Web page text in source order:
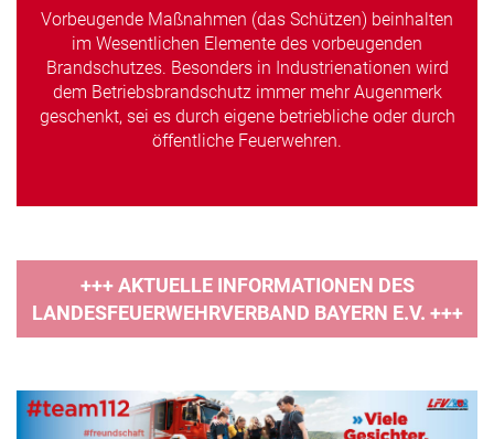
Vorbeugende Maßnahmen (das Schützen) beinhalten
im Wesentlichen Elemente des vorbeugenden
Brandschutzes. Besonders in Industrienationen wird
dem Betriebsbrandschutz immer mehr Augenmerk
geschenkt, sei es durch eigene betriebliche oder durch
öffentliche Feuerwehren.
+++ AKTUELLE INFORMATIONEN DES
LANDESFEUERWEHRVERBAND BAYERN E.V. +++